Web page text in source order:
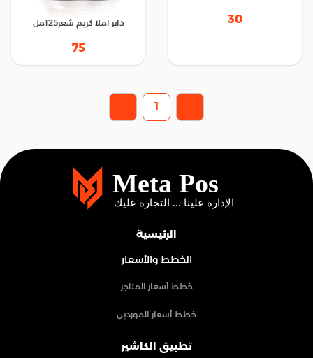
30 دابر املا كريم شعر125مل
75
1
الرئيسية
الخطط والأسعار
خطط أسعار المتاجر
خطط أسعار الموردين
تطبيق الكاشير